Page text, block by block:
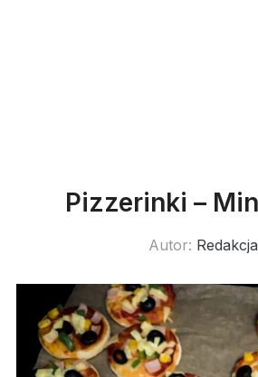
Pizzerinki –
Autor: Redakcja